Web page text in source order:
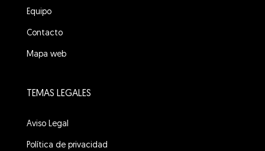
Equipo
Contacto
Mapa web
TEMAS LEGALES
Aviso Legal
Política de privacidad